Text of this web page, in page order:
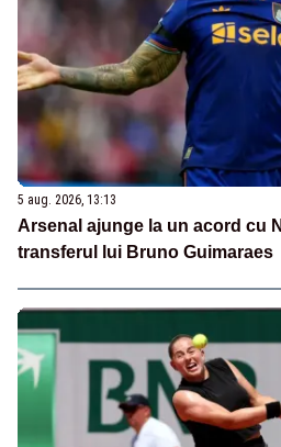
5 aug. 2026, 13:13
Arsenal ajunge la un acord cu
transferul lui Bruno Guimaraes